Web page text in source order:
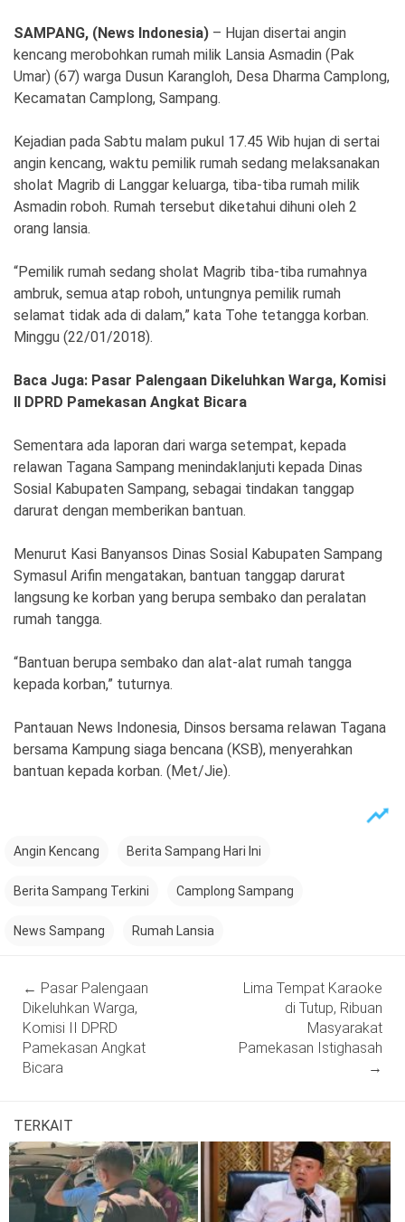
Teknologi
SosBud
Sosial Budaya
Wisata
Ekonomi
Indeks Birokrasi
Copyright
Indonesia
.
All
Right
Reserve
SAMPANG, (News Indonesia) – Hujan disertai angin
kencang merobohkan rumah milik Lansia Asmadin (Pak
Umar) (67) warga Dusun Karangloh, Desa Dharma Camplong,
Kecamatan Camplong, Sampang.
Kejadian pada Sabtu malam pukul 17.45 Wib hujan di sertai
angin kencang, waktu pemilik rumah sedang melaksanakan
sholat Magrib di Langgar keluarga, tiba-tiba rumah milik
Asmadin roboh. Rumah tersebut diketahui dihuni oleh 2
orang lansia.
“Pemilik rumah sedang sholat Magrib tiba-tiba rumahnya
ambruk, semua atap roboh, untungnya pemilik rumah
selamat tidak ada di dalam,” kata Tohe tetangga korban.
Minggu (22/01/2018).
Baca Juga: Pasar Palengaan Dikeluhkan Warga, Komisi
II DPRD Pamekasan Angkat Bicara
Sementara ada laporan dari warga setempat, kepada
relawan Tagana Sampang menindaklanjuti kepada Dinas
Sosial Kabupaten Sampang, sebagai tindakan tanggap
darurat dengan memberikan bantuan.
Menurut Kasi Banyansos Dinas Sosial Kabupaten Sampang
Symasul Arifin mengatakan, bantuan tanggap darurat
langsung ke korban yang berupa sembako dan peralatan
rumah tangga.
“Bantuan berupa sembako dan alat-alat rumah tangga
kepada korban,” tuturnya.
Pantauan News Indonesia, Dinsos bersama relawan Tagana
bersama Kampung siaga bencana (KSB), menyerahkan
bantuan kepada korban. (Met/Jie).
Angin Kencang Berita Sampang Hari Ini
Berita Sampang Terkini Camplong Sampang
News Sampang Rumah Lansia
navigation
← Pasar Palengaan
Dikeluhkan Warga,
Komisi II DPRD
Pamekasan Angkat
Bicara
Lima Tempat Karaoke
di Tutup, Ribuan
Masyarakat
Pamekasan Istighasah
→
TERKAIT